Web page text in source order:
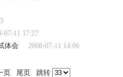
07-11 17:27
体会
2008-07-11 14:06
页 尾页 跳转